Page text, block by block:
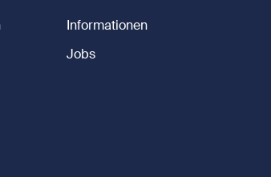
Informationen
Jobs